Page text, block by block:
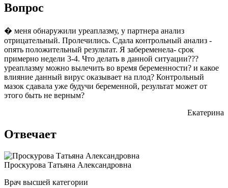
Вопрос
� меня обнаружили уреаплазму, у партнера анализ
отрицательный. Пролечились. Сдала контрольный анализ -
опять положительный результат. Я забеременела- срок
примерно недели 3-4. Что делать в данной ситуации???
уреаплазму можно вылечить во время беременности? и какое
влияние данный вирус оказывает на плод? Контрольный
мазок сдавала уже будучи беременной, результат может от
этого быть не верным?
Екатерина
Отвечает
Проскурова Татьяна Александровна
Врач высшей категории